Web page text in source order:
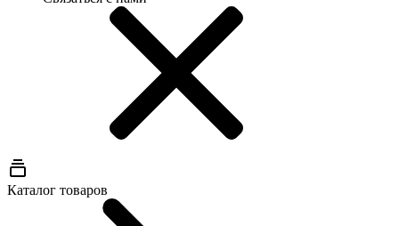
Каталог товаров